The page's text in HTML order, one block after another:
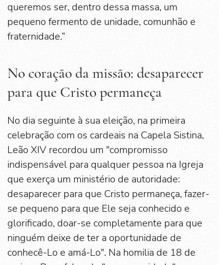
queremos ser, dentro dessa massa, um
pequeno fermento de unidade, comunhão e
fraternidade.”
No coração da missão: desaparecer
para que Cristo permaneça
No dia seguinte à sua eleição, na primeira
celebração com os cardeais na Capela Sistina,
Leão XIV recordou um "compromisso
indispensável para qualquer pessoa na Igreja
que exerça um ministério de autoridade:
desaparecer para que Cristo permaneça, fazer-
se pequeno para que Ele seja conhecido e
glorificado, doar-se completamente para que
ninguém deixe de ter a oportunidade de
conhecê-Lo e amá-Lo". Na homilia de 18 de